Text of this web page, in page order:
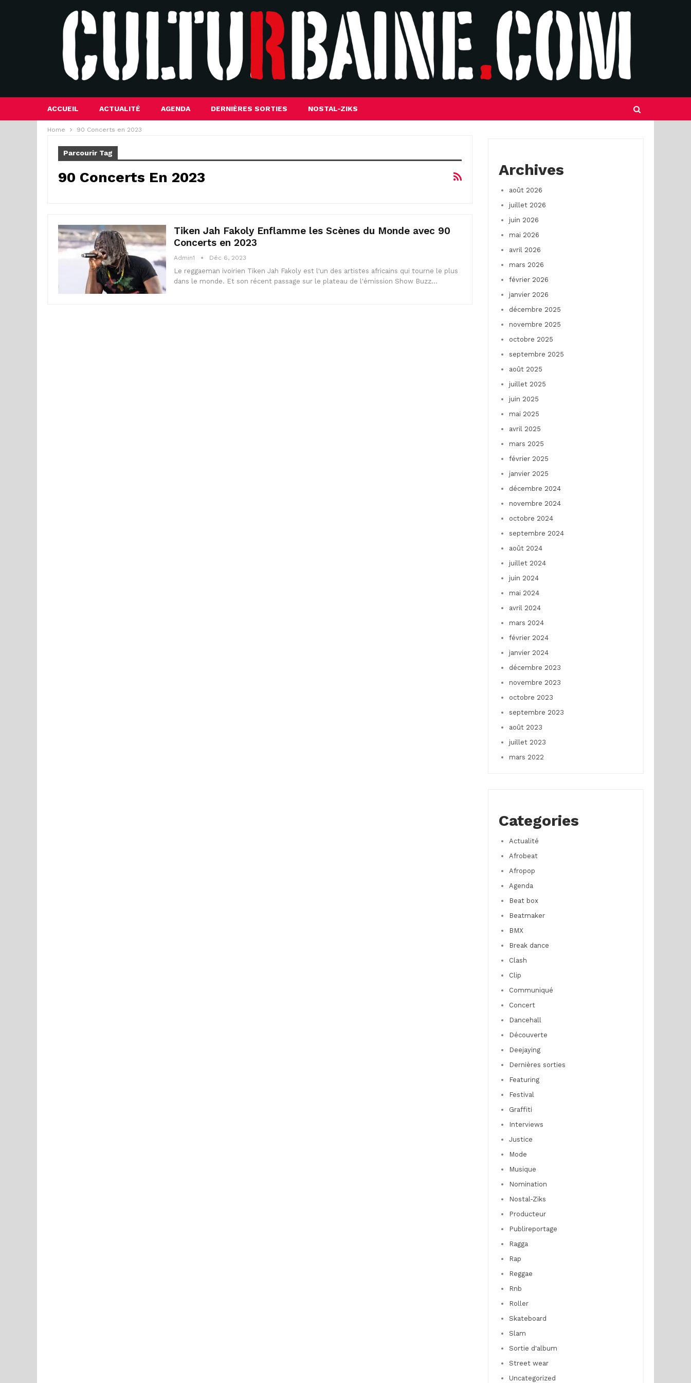
ACCUEIL ACTUALITÉ AGENDA DERNIÈRES SORTIES NOSTAL-ZIKS
Home 90 Concerts en 2023
Parcourir Tag
90 Concerts En 2023
Tiken Jah Fakoly Enflamme les Scènes du Monde avec 90
Concerts en 2023
Admin1 Déc 6, 2023
Le reggaeman ivoirien Tiken Jah Fakoly est l'un des artistes africains qui tourne le plus
dans le monde. Et son récent passage sur le plateau de l'émission Show Buzz…
Archives
août 2026
juillet 2026
juin 2026
mai 2026
avril 2026
mars 2026
février 2026
janvier 2026
décembre 2025
novembre 2025
octobre 2025
septembre 2025
août 2025
juillet 2025
juin 2025
mai 2025
avril 2025
mars 2025
février 2025
janvier 2025
décembre 2024
novembre 2024
octobre 2024
septembre 2024
août 2024
juillet 2024
juin 2024
mai 2024
avril 2024
mars 2024
février 2024
janvier 2024
décembre 2023
novembre 2023
octobre 2023
septembre 2023
août 2023
juillet 2023
mars 2022
Categories
Actualité
Afrobeat
Afropop
Agenda
Beat box
Beatmaker
BMX
Break dance
Clash
Clip
Communiqué
Concert
Dancehall
Découverte
Deejaying
Dernières sorties
Featuring
Festival
Graffiti
Interviews
Justice
Mode
Musique
Nomination
Nostal-Ziks
Producteur
Publireportage
Ragga
Rap
Reggae
Rnb
Roller
Skateboard
Slam
Sortie d'album
Street wear
Uncategorized